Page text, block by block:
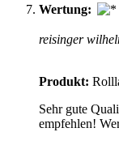
Wertung:
reisinger
Produkt:
Sehr gute
empfehlen!